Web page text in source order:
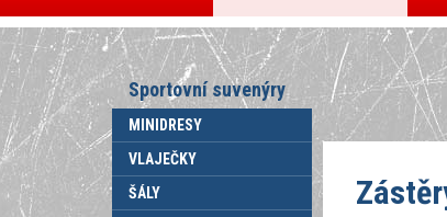
Sportovní suvenýry
MINIDRESY
VLAJEČKY
ŠÁLY